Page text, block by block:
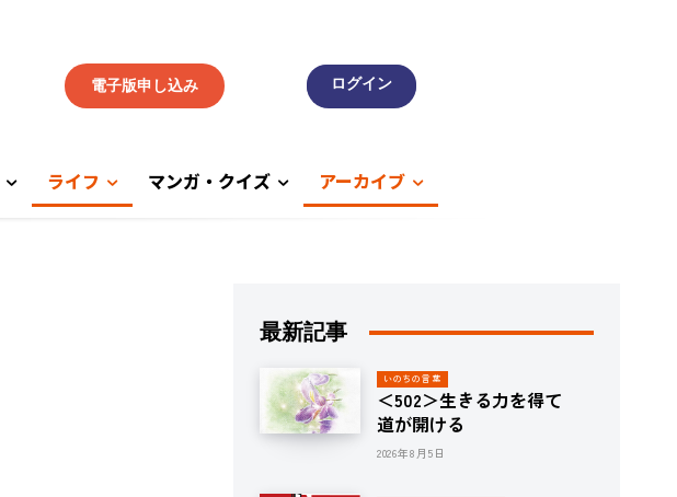
電子版申し込み
ライフ マンガ・クイズ アーカイブ
最新記事
いのちの言葉
＜502＞生きる力を得て
道が開ける
2026年8月5日